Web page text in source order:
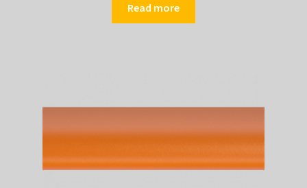
Read more